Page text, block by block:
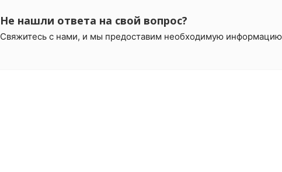
Не нашли ответа на свой вопрос?
Свяжитесь с нами, и мы предоставим необходимую